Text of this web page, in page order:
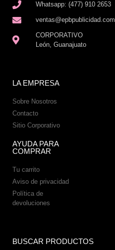
Whatsapp: (477) 910 2653
ventas@epbpublicidad.com
CORPORATIVO
León, Guanajuato
LA EMPRESA
Sobre Nosotros
Contacto
Sitio Corporativo
AYUDA PARA
COMPRAR
Tu carrito
Aviso de privacidad
Política de
devoluciones
BUSCAR PRODUCTOS